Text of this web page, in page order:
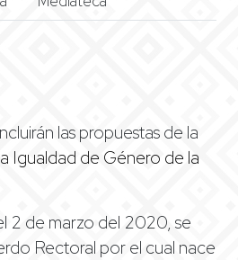
las propuestas de la
Igualdad de Género de la
2 de marzo del 2020, se
Rectoral por el cual nace